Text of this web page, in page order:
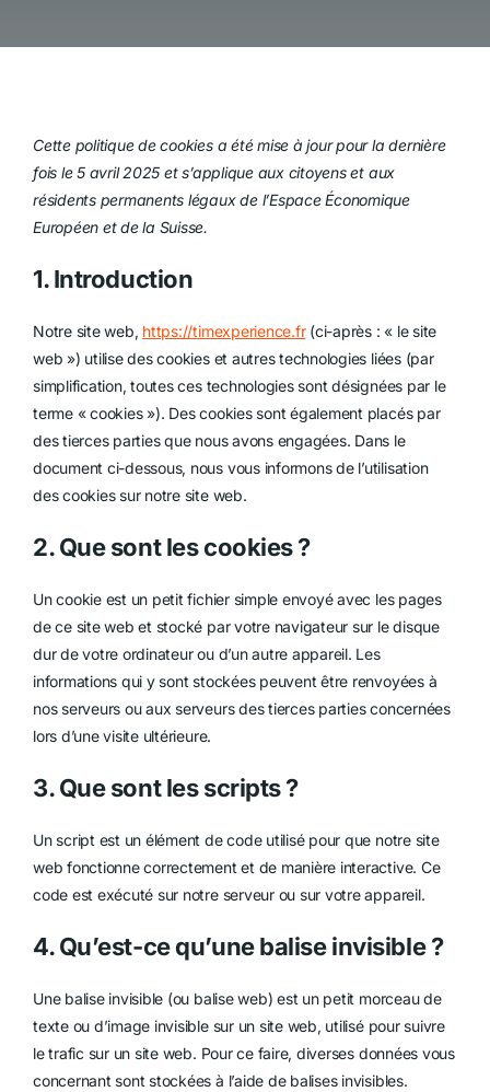
Cette politique de cookies a été mise à jour pour la dernière
fois le 5 avril 2025 et s’applique aux citoyens et aux
résidents permanents légaux de l’Espace Économique
Européen et de la Suisse.
1. Introduction
Notre site web, https://timexperience.fr(ci-après : « le site
web ») utilise des cookies et autres technologies liées (par
simplification, toutes ces technologies sont désignées par le
terme « cookies »). Des cookies sont également placés par
des tierces parties que nous avons engagées. Dans le
document ci-dessous, nous vous informons de l’utilisation
des cookies sur notre site web.
2. Que sont les cookies ?
Un cookie est un petit fichier simple envoyé avec les pages
de ce site web et stocké par votre navigateur sur le disque
dur de votre ordinateur ou d’un autre appareil. Les
informations qui y sont stockées peuvent être renvoyées à
nos serveurs ou aux serveurs des tierces parties concernées
lors d’une visite ultérieure.
3. Que sont les scripts ?
Un script est un élément de code utilisé pour que notre site
web fonctionne correctement et de manière interactive. Ce
code est exécuté sur notre serveur ou sur votre appareil.
4. Qu’est-ce qu’une balise invisible ?
Une balise invisible (ou balise web) est un petit morceau de
texte ou d’image invisible sur un site web, utilisé pour suivre
le trafic sur un site web. Pour ce faire, diverses données vous
concernant sont stockées à l’aide de balises invisibles.